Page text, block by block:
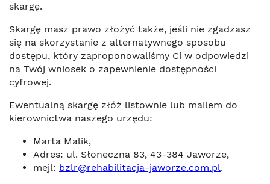
skargę.
Skargę masz prawo złożyć także, jeśli nie zgadzasz
się na skorzystanie z alternatywnego sposobu
dostępu, który zaproponowaliśmy Ci w odpowiedzi
na Twój wniosek o zapewnienie dostępności
cyfrowej.
Ewentualną skargę złóż listownie lub mailem do
kierownictwa naszego urzędu:
Marta Malik,
Adres: ul. Słoneczna 83, 43-384 Jaworze,
mejl: bzlr@rehabilitacja-jaworze.com.pl.